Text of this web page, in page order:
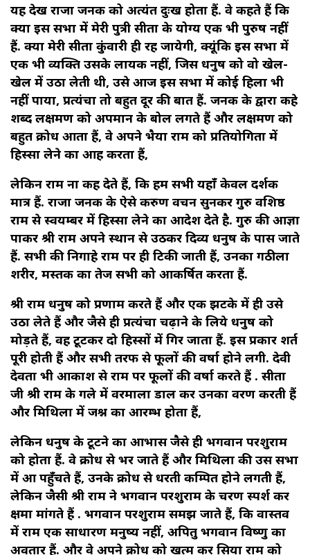
यह देख राजा जनक को अत्यंत दुःख होता हैं. वे कहते हैं कि
क्या इस सभा में मेरी पुत्री सीता के योग्य एक भी पुरुष नहीं
हैं. क्या मेरी सीता कुंवारी ही रह जायेगी, क्यूंकि इस सभा में
एक भी व्यक्ति उसके लायक नहीं, जिस धनुष को वो खेल-
खेल में उठा लेती थी, उसे आज इस सभा में कोई हिला भी
नहीं पाया, प्रत्यंचा तो बहुत दूर की बात हैं. जनक के द्वारा कहे
शब्द लक्षमण को अपमान के बोल लगते हैं और लक्षमण को
बहुत क्रोध आता हैं, वे अपने भैया राम को प्रतियोगिता में
हिस्सा लेने का आग्रह करता हैं,
लेकिन राम ना कह देते हैं, कि हम सभी यहाँ केवल दर्शक
मात्र हैं. राजा जनक के ऐसे करुण वचन सुनकर गुरु वशिष्ठ
राम से स्वयम्बर में हिस्सा लेने का आदेश देते है. गुरु की आज्ञा
पाकर श्री राम अपने स्थान से उठकर दिव्य धनुष के पास जाते
हैं. सभी की निगाहे राम पर ही टिकी जाती हैं, उनका गठीला
शरीर, मस्तक का तेज सभी को आकर्षित करता हैं.
श्री राम धनुष को प्रणाम करते हैं और एक झटके में ही उसे
उठा लेते हैं और जैसे ही प्रत्यंचा चढ़ाने के लिये धनुष को
मोड़ते हैं, वह टूटकर दो हिस्सों में गिर जाता हैं. इस प्रकार शर्त
पूरी होती हैं और सभी तरफ से फूलों की वर्षा होने लगी. देवी
देवता भी आकाश से राम पर फूलों की वर्षा करते हैं . सीता
जी श्री राम के गले में वरमाला डाल कर उनका वरण करती हैं
और मिथिला में जश्न का आरम्भ होता हैं,
लेकिन धनुष के टूटने का आभास जैसे ही भगवान परशुराम
को होता हैं. वे क्रोध से भर जाते हैं और मिथिला की उस सभा
में आ पहुँचते हैं, उनके क्रोध से धरती कम्पित होने लगती हैं,
लेकिन जैसी श्री राम ने भगवान परशुराम के चरण स्पर्श कर
क्षमा मांगते हैं . भगवान परशुराम समझ जाते हैं, कि वास्तव
में राम एक साधारण मनुष्य नहीं, अपितु भगवान विष्णु का
अवतार हैं. और वे अपने क्रोध को खत्म कर सिया राम को